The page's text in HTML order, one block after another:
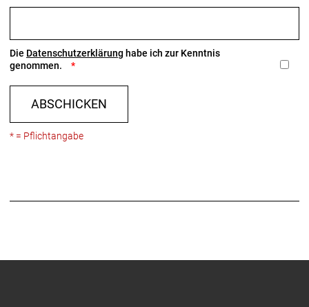
Die Datenschutzerklärung habe ich zur Kenntnis
genommen.
ABSCHICKEN
* = Pflichtangabe